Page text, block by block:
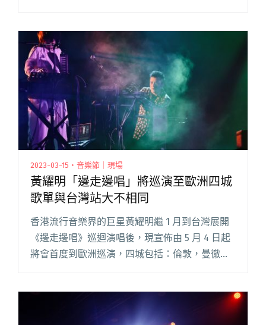
閱讀全文 "香港歌手黃耀明釋出台語翻唱曲〈港
都夜雨〉：「我愛上了台語音樂大師楊三郎！」"
2023-03-15・音樂節｜現場
黃耀明「邊走邊唱」將巡演至歐洲四城
歌單與台灣站大不相同
香港流行音樂界的巨星黃耀明繼 1 月到台灣展開
《邊走邊唱》巡迴演唱後，現宣佈由 5 月 4 日起
將會首度到歐洲巡演，四城包括：倫敦，曼徹斯
特，阿姆斯特丹及柏林。作為香港音樂界的重要
以與國際級歌手媲美閱讀全文 "黃耀明「邊走邊
唱」將巡演至歐洲四城 歌單與台灣站大不相同"